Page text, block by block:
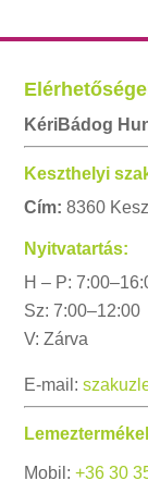
KériBádog
Keszthelyi
Cím:8360
Nyitvatartás:
H – P:
Sz: 7:00–12:00
V: Zárva
E-mail:
Mobil:+36 30